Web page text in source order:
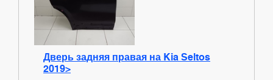
Дверь задняя правая на Kia Seltos
2019>